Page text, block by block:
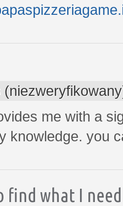
me with a
knowledge. you
find what I need